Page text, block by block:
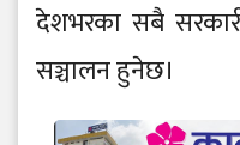
देशभरका सबै
सञ्चालन हुनेछ।